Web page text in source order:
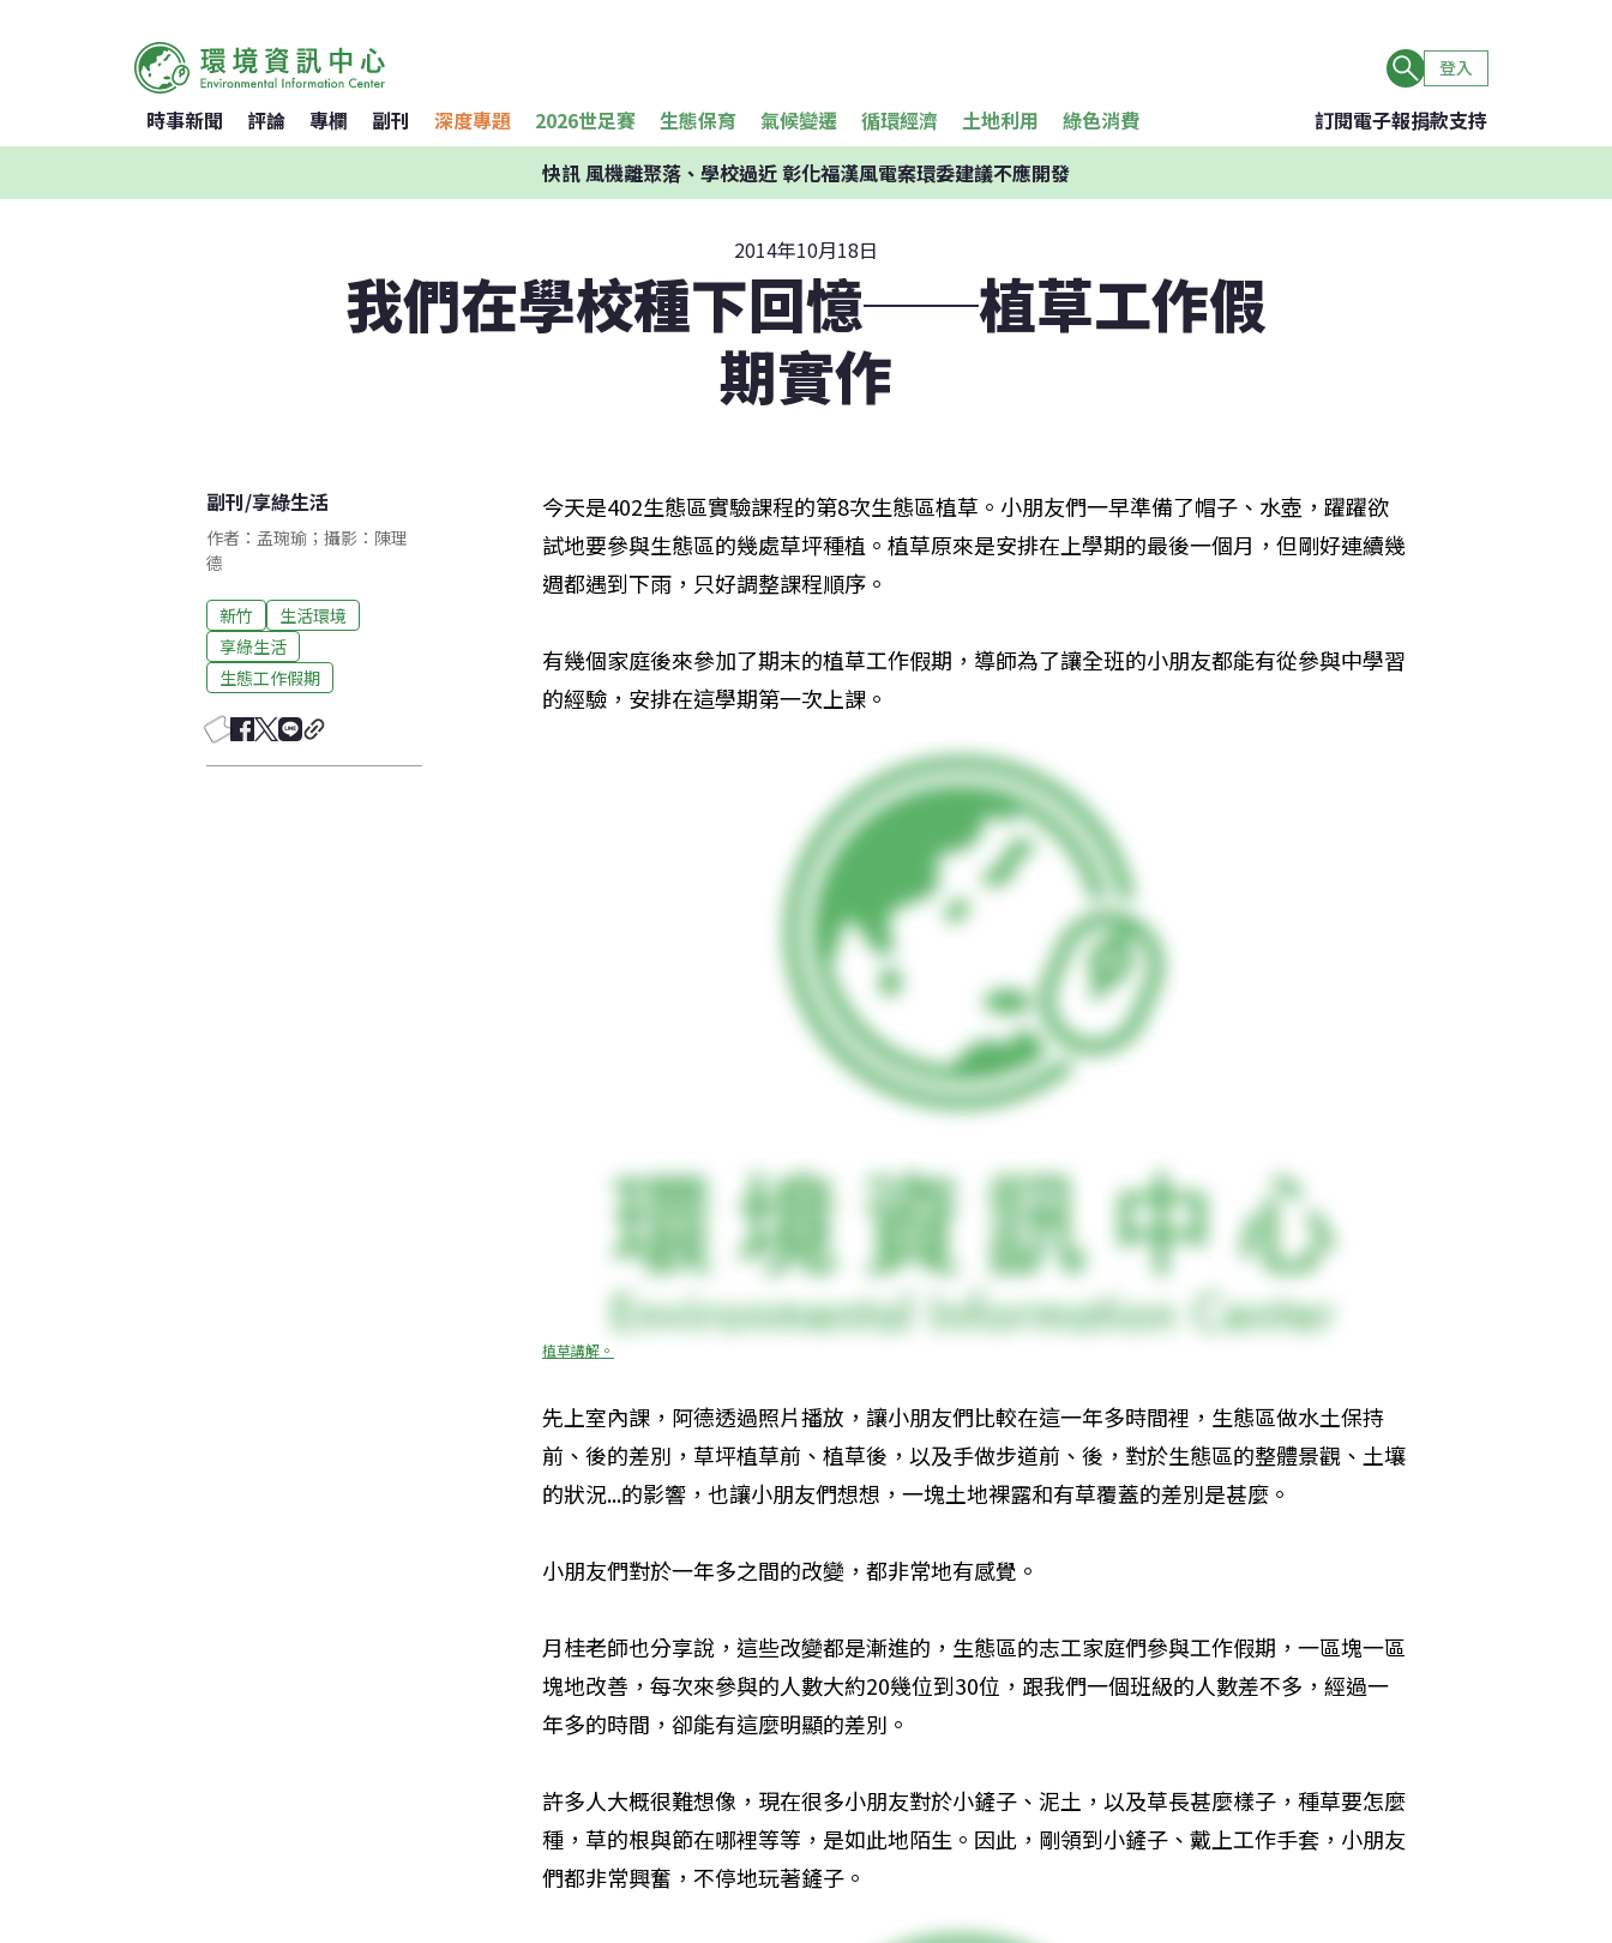
登入
時事新聞 評論 專欄 副刊 深度專題 2026世足賽 生態保育 氣候變遷 循環經濟 土地利用 綠色消費 訂閱電子報捐款支持
快訊風機離聚落、學校過近 彰化福漢風電案環委建議不應開發
2014年10月18日
我們在學校種下回憶──植草工作假
期實作
副刊/享綠生活
作者：孟琬瑜；攝影：陳理
德
新竹
生活環境
享綠生活
生態工作假期
今天是402生態區實驗課程的第8次生態區植草。小朋友們一早準備了帽子、水壺，躍躍欲
試地要參與生態區的幾處草坪種植。植草原來是安排在上學期的最後一個月，但剛好連續幾
週都遇到下雨，只好調整課程順序。
有幾個家庭後來參加了期末的植草工作假期，導師為了讓全班的小朋友都能有從參與中學習
的經驗，安排在這學期第一次上課。
植草講解。
先上室內課，阿德透過照片播放，讓小朋友們比較在這一年多時間裡，生態區做水土保持
前、後的差別，草坪植草前、植草後，以及手做步道前、後，對於生態區的整體景觀、土壤
的狀況...的影響，也讓小朋友們想想，一塊土地裸露和有草覆蓋的差別是甚麼。
小朋友們對於一年多之間的改變，都非常地有感覺。
月桂老師也分享說，這些改變都是漸進的，生態區的志工家庭們參與工作假期，一區塊一區
塊地改善，每次來參與的人數大約20幾位到30位，跟我們一個班級的人數差不多，經過一
年多的時間，卻能有這麼明顯的差別。
許多人大概很難想像，現在很多小朋友對於小鏟子、泥土，以及草長甚麼樣子，種草要怎麼
種，草的根與節在哪裡等等，是如此地陌生。因此，剛領到小鏟子、戴上工作手套，小朋友
們都非常興奮，不停地玩著鏟子。